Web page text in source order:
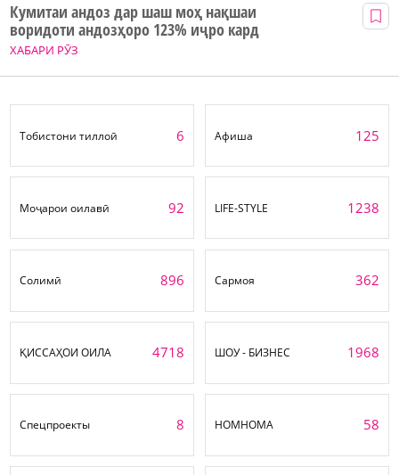
ХАБАРИ РӮЗ
Кумитаи андоз дар шаш моҳ нақшаи
воридоти андозҳоро 123% иҷро кард
Тобистони тиллоӣ 6 Афиша 125
Моҷарои оилавӣ 92 LIFE-STYLE 1238
Солимӣ 896 Сармоя 362
ҚИССАҲОИ ОИЛА 4718 ШОУ - БИЗНЕС 1968
Спецпроекты 8 НОМНОМА 58